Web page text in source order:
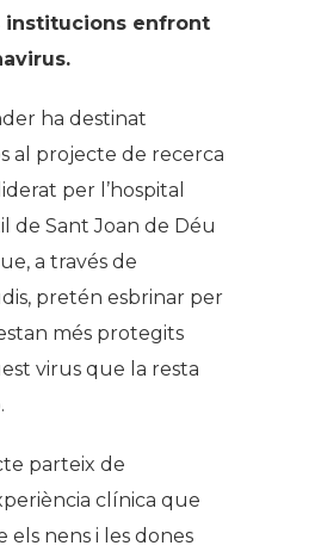
institucions enfront
ha destinat
al projecte de recerca
liderat per l’hospital
de Sant Joan de Déu
a través de
pretén esbrinar per
més protegits
virus que la resta
parteix de
clínica que
els nens i les dones